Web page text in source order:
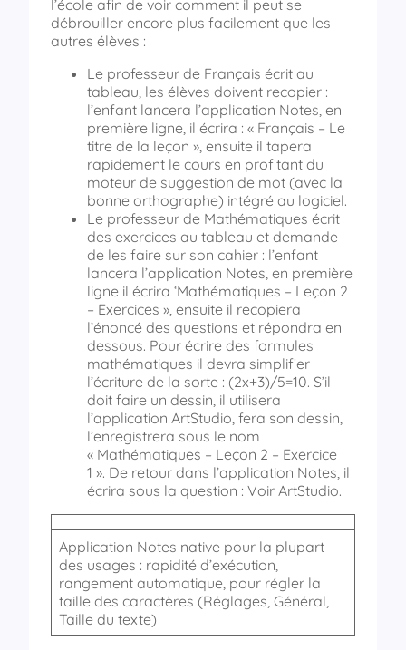
l’école afin de voir comment il peut se
débrouiller encore plus facilement que les
autres élèves :
Le professeur de Français écrit au
tableau, les élèves doivent recopier :
l’enfant lancera l’application Notes, en
première ligne, il écrira : « Français – Le
titre de la leçon », ensuite il tapera
rapidement le cours en profitant du
moteur de suggestion de mot (avec la
bonne orthographe) intégré au logiciel.
Le professeur de Mathématiques écrit
des exercices au tableau et demande
de les faire sur son cahier : l’enfant
lancera l’application Notes, en première
ligne il écrira ‘Mathématiques – Leçon 2
– Exercices », ensuite il recopiera
l’énoncé des questions et répondra en
dessous. Pour écrire des formules
mathématiques il devra simplifier
l’écriture de la sorte : (2x+3)/5=10. S’il
doit faire un dessin, il utilisera
l’application ArtStudio, fera son dessin,
l’enregistrera sous le nom
« Mathématiques – Leçon 2 – Exercice
1 ». De retour dans l’application Notes, il
écrira sous la question : Voir ArtStudio.
Application Notes native pour la plupart
des usages : rapidité d’exécution,
rangement automatique, pour régler la
taille des caractères (Réglages, Général,
Taille du texte)